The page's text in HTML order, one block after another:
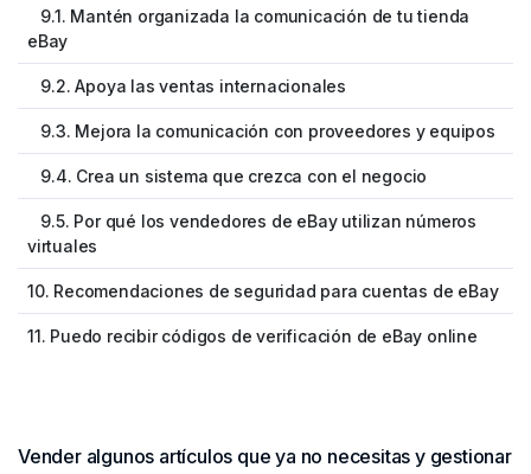
9.1. Mantén organizada la comunicación de tu tienda
eBay
9.2. Apoya las ventas internacionales
9.3. Mejora la comunicación con proveedores y equipos
9.4. Crea un sistema que crezca con el negocio
9.5. Por qué los vendedores de eBay utilizan números
virtuales
10. Recomendaciones de seguridad para cuentas de eBay
11. Puedo recibir códigos de verificación de eBay online
Vender algunos artículos que ya no necesitas y gestionar